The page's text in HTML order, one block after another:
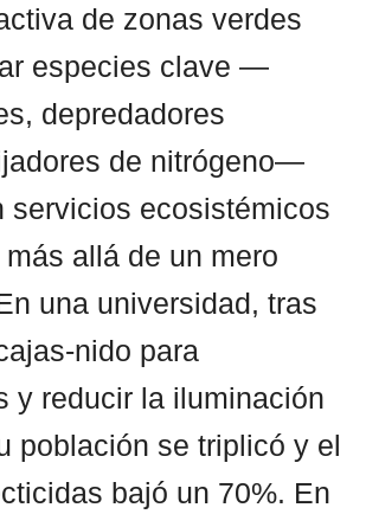
de zonas verdes
especies clave —
depredadores
de nitrógeno—
servicios ecosistémicos
allá de un mero
una universidad, tras
nido para
y reducir la iluminación
población se triplicó y el
bajó un 70%. En